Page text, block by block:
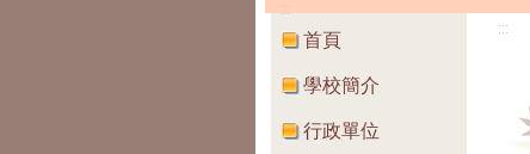
:::
首頁
學校簡介
行政單位
:::